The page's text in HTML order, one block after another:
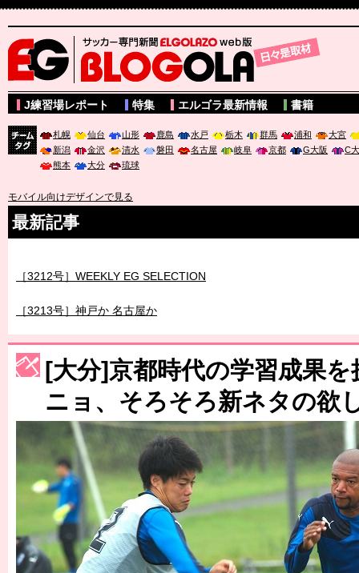
サッカー専門新聞ELGOLAZO web版 BLOGOLA
J練習場レポート 特集 エルゴラ最新情報 書籍
札幌 仙台 山形 鹿島 水戸 栃木 群馬 浦和
大宮
新潟
金沢 清水 磐田 名古屋 岐阜 京都 G大阪
C
熊本
大分 琉球
モバイル向けデザインで見る
最新記事
［3214号］WEST制覇
［3215号］WEEKLY EG SELECTION
［3216号］行く末占うラストワン
［3217号］最高の景色へ出国
［3218号］WEEKLY EG SELECTION
［3219号］特別な覇者へ 大逆転か連破か
［3220号］伝説の王者、黄金のシャーレ
[大分]京都時代の学習成果
ニョ、そろそろ新ネタの欲